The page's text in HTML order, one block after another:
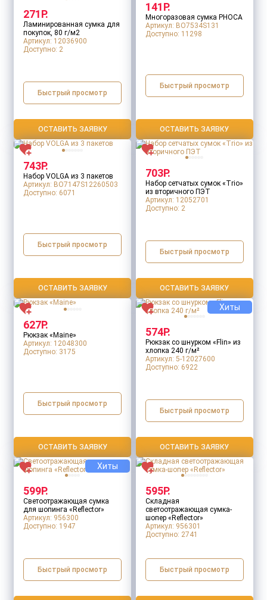
Плотность
Размер товара (см)
271Р.
Ламинированная сумка для
покупок, 80 г/м2
Артикул: 12036900
Доступно: 2
Быстрый просмотр
ОСТАВИТЬ ЗАЯВКУ
141Р.
Многоразовая сумка PHOCA
Артикул: BO7534S131
Доступно: 11298
Быстрый просмотр
ОСТАВИТЬ ЗАЯВКУ
743Р.
Набор VOLGA из 3 пакетов
Артикул: BO7147S12260503
Доступно: 6071
Быстрый просмотр
ОСТАВИТЬ ЗАЯВКУ
703Р.
Набор сетчатых сумок «Trio»
из вторичного ПЭТ
Артикул: 12052701
Доступно: 2
Быстрый просмотр
ОСТАВИТЬ ЗАЯВКУ
627Р.
Рюкзак «Maine»
Артикул: 12048300
Доступно: 3175
Быстрый просмотр
ОСТАВИТЬ ЗАЯВКУ
Хиты
574Р.
Рюкзак со шнурком «Flin» из
хлопка 240 г/м²
Артикул: 5-12027600
Доступно: 6922
Быстрый просмотр
ОСТАВИТЬ ЗАЯВКУ
Хиты
599Р.
Светоотражающая сумка
для шопинга «Reflector»
Артикул: 956300
Доступно: 1947
Быстрый просмотр
595Р.
Складная
светоотражающая сумка-
шопер «Reflector»
Артикул: 956301
Доступно: 2741
Быстрый просмотр